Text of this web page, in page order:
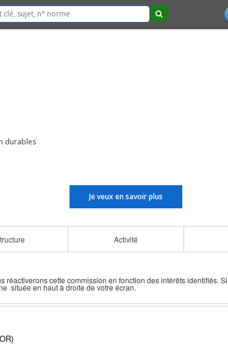
durables
Je veux en savoir plus
Activité
réactiverons cette commission en fonction des intérêts identifiés.
située en haut à droite de votre écran.